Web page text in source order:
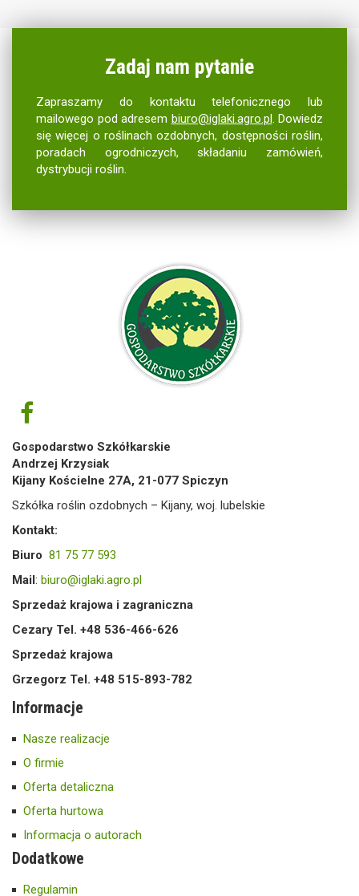
Zadaj nam pytanie
Zapraszamy do kontaktu telefonicznego lub
mailowego pod adresem biuro@iglaki.agro.pl. Dowiedz
się więcej o roślinach ozdobnych, dostępności roślin,
poradach ogrodniczych, składaniu zamówień,
dystrybucji roślin.
Gospodarstwo Szkółkarskie
Andrzej Krzysiak
Kijany Kościelne 27A, 21-077 Spiczyn
Szkółka roślin ozdobnych – Kijany, woj. lubelskie
Kontakt:
Biuro 81 75 77 593
Mail: biuro@iglaki.agro.pl
Sprzedaż krajowa i zagraniczna
Cezary Tel. +48 536-466-626
Sprzedaż krajowa
Grzegorz Tel. +48 515-893-782
Informacje
Nasze realizacje
O firmie
Oferta detaliczna
Oferta hurtowa
Informacja o autorach
Dodatkowe
Regulamin